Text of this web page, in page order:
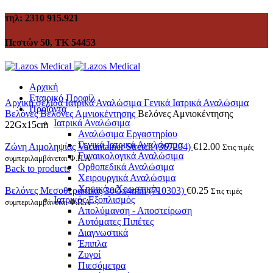
τηλ: 2310 915.921
Πεστών 50, ΤΚ 54453
Αρχική
Εταιρικό Προφίλ
Προϊόντα
Ιατρικά Αναλώσιμα
Αναλώσιμα Εργαστηρίου
Γενικά Ιατρικά Αναλώσιμα
Γυναικολογικά Αναλώσιμα
Ορθοπεδικά Αναλώσιμα
Χειρουργικά Αναλώσιμα
Χημικά - Χρωστικές
Ιατρικός Εξοπλισμός
Απολύμανση - Αποστείρωση
Αυτόματες Πιπέτες
Διαγνωστικά
Έπιπλα
Ζυγοί
Πιεσόμετρα
Αρχική σελίδαΙατρικά Αναλώσιμα Γενικά Ιατρικά Αναλώσιμα
ΒελόνεςΒελόνες Αμνιοκέντησης Βελόνες Αμνιοκέντησης
22Gx15cm
Ζώνη Αιμοληψίας Vacuntainer Stretch (367204) €12.00 Στις τιμές
συμπεριλαμβάνεται Φ.Π.Α
Back to products
Βελόνες Μεσοθεραπείας 30Gx4mm (710303) €0.25 Στις τιμές
συμπεριλαμβάνεται Φ.Π.Α